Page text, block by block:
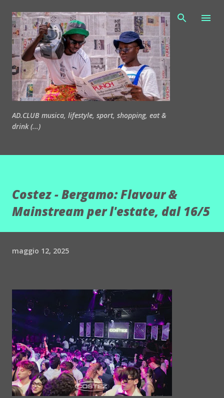
Passa ai contenuti principali
AD.CLUB musica, lifestyle, sport, shopping, eat &
drink (...)
Costez - Bergamo: Flavour &
Mainstream per l'estate, dal 16/5
maggio 12, 2025